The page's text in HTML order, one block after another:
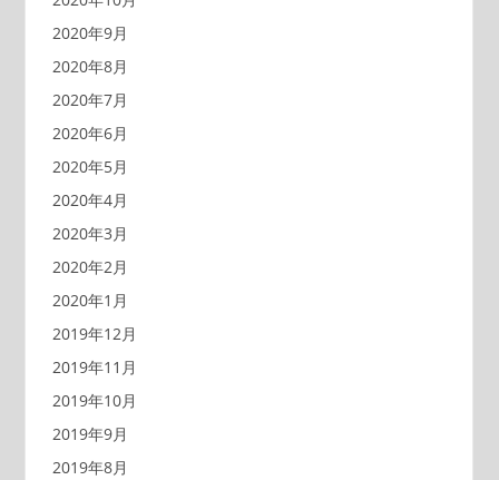
2020年9月
2020年8月
2020年7月
2020年6月
2020年5月
2020年4月
2020年3月
2020年2月
2020年1月
2019年12月
2019年11月
2019年10月
2019年9月
2019年8月